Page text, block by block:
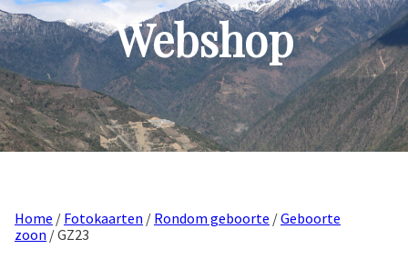
Webshop
Home / Fotokaarten / Rondom geboorte /Geboorte
zoon / GZ23